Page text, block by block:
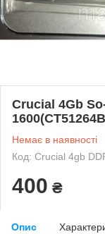
Crucial 4Gb
Немає в наявності
Код: Crucial 4gb
400 ₴
Опис